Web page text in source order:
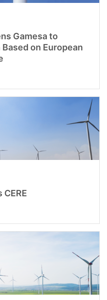
Gamesa to
on European